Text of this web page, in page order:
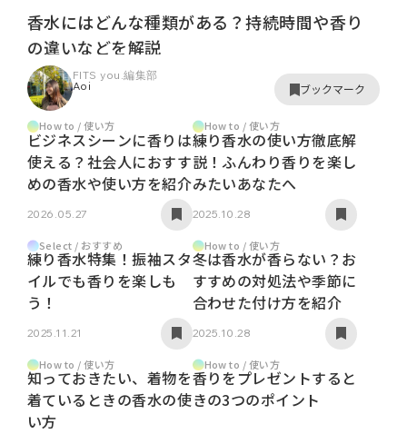
香水にはどんな種類がある？持続時間や香り
の違いなどを解説
FITS you.編集部
Aoi
ブックマーク
How to / 使い方
ビジネスシーンに香りは
使える？社会人におすす
めの香水や使い方を紹介
2026.05.27
How to / 使い方
練り香水の使い方徹底解
説！ふんわり香りを楽し
みたいあなたへ
2025.10.28
Select / おすすめ
練り香水特集！振袖スタ
イルでも香りを楽しも
う！
2025.11.21
How to / 使い方
冬は香水が香らない？お
すすめの対処法や季節に
合わせた付け方を紹介
2025.10.28
How to / 使い方
知っておきたい、着物を
着ているときの香水の使
い方
How to / 使い方
香りをプレゼントすると
きの3つのポイント